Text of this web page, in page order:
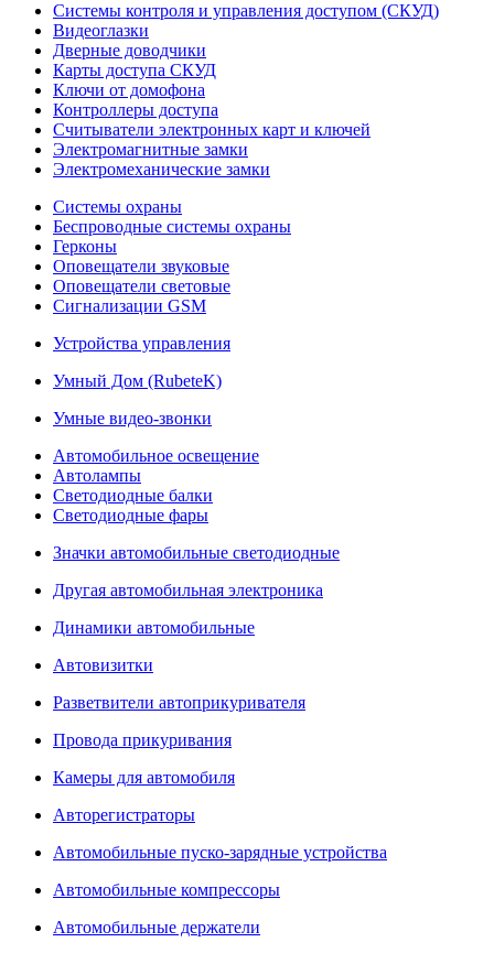
Системы контроля и управления доступом (СКУД)
Видеоглазки
Дверные доводчики
Карты доступа СКУД
Ключи от домофона
Контроллеры доступа
Считыватели электронных карт и ключей
Электромагнитные замки
Электромеханические замки
Системы охраны
Беспроводные системы охраны
Герконы
Оповещатели звуковые
Оповещатели световые
Сигнализации GSM
Устройства управления
Умный Дом (RubeteK)
Умные видео-звонки
Автомобильное освещение
Автолампы
Светодиодные балки
Светодиодные фары
Значки автомобильные светодиодные
Другая автомобильная электроника
Динамики автомобильные
Автовизитки
Разветвители автоприкуривателя
Провода прикуривания
Камеры для автомобиля
Авторегистраторы
Автомобильные пуско-зарядные устройства
Автомобильные компрессоры
Автомобильные держатели